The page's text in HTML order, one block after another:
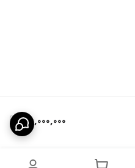
78,000,000